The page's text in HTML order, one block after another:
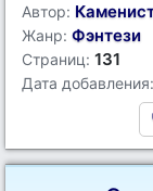
Автор:
Жанр: Фэнтези
Страниц: 131
Дата добавления: